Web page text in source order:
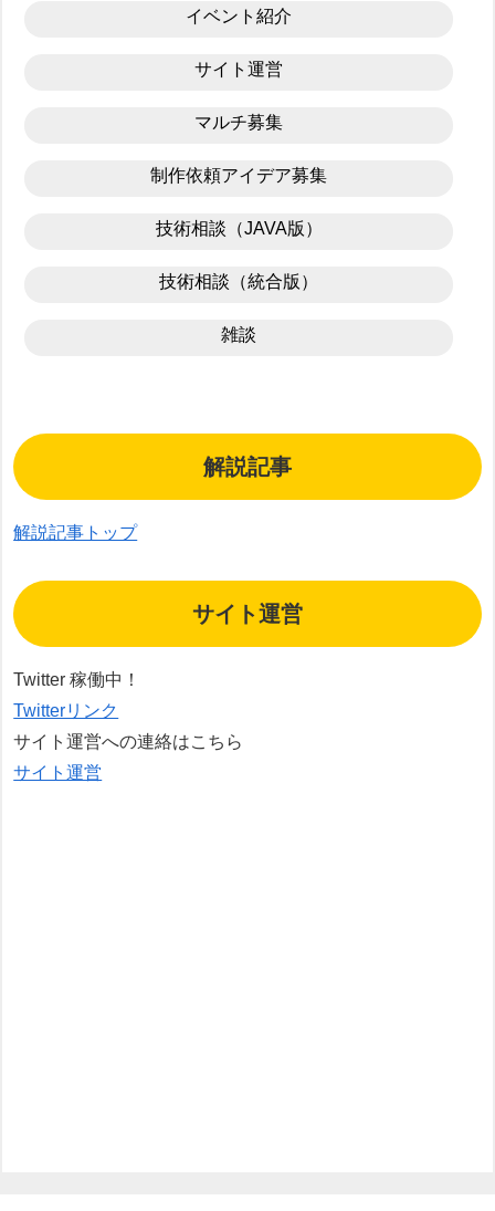
イベント紹介
サイト運営
マルチ募集
制作依頼アイデア募集
技術相談（JAVA版）
技術相談（統合版）
雑談
解説記事
解説記事トップ
サイト運営
Twitter 稼働中！
Twitterリンク
サイト運営への連絡はこちら
サイト運営